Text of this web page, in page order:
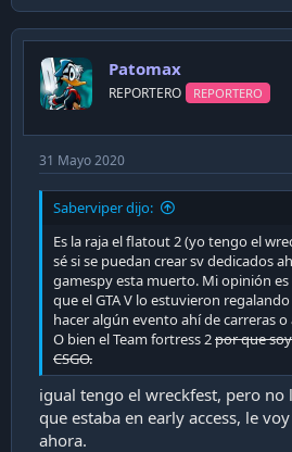
Patomax
REPORTERO REPORTERO
31 Mayo 2020
Saberviper dijo:
Es la raja el flatout 2 (yo tengo el
sé si se puedan crear sv dedicados
gamespy esta muerto. Mi opinión
que el GTA V lo estuvieron
hacer algún evento ahí de carreras
O bien el Team fortress 2por que
CSGO.
igual tengo el wreckfest, pero no
que estaba en early access, le
ahora.